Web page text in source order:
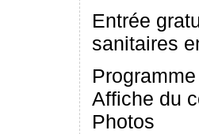
Entrée
sanitaires
Programme
Affiche du
Photos